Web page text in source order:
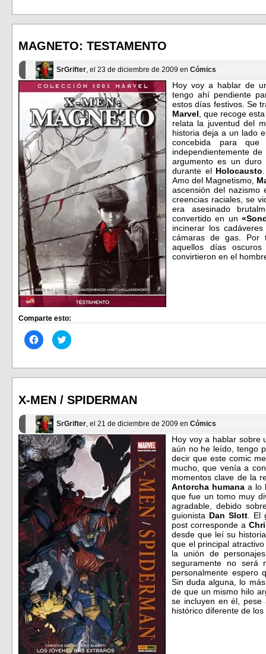
en
(Se
en
una
nueva)
en
(Se
en
una
nueva)
MAGNETO: TESTAMENTO
SrGrifter, el 23 de diciembre de 2009 en Cómics
Hoy voy a hablar de
tengo ahí pendiente
estos días festivos. Se
Marvel , que recoge
relata la juventud del
historia deja a un lado
concebida para que
independientemente
argumento es un duro
durante el Holocausto
Amo del Magnetismo,
ascensión del nazismo
creencias raciales, se
era asesinado
convertido en un
incinerar los
cámaras de gas. Por
aquellos días
convirtieron en el
Comparte esto:
Haz
clic
en
(Se
en
una
nueva)
Haz
clic
en
(Se
en
una
nueva)
X-MEN / SPIDERMAN
SrGrifter , el 21 de diciembre de 2009 en Cómics
Hoy voy a hablar sobre
aún no he leído, tengo
decir que este comic
mucho, que venía a
momentos clave de la
Antorcha humanaa lo
que fue un tomo muy
agradable, debido
guionista Dan Slott .
post corresponde a
desde que leí su
que el principal
la unión de
seguramente no
personalmente espero
Sin duda alguna, lo
de que un mismo hilo
se incluyen en él,
histórico diferente de